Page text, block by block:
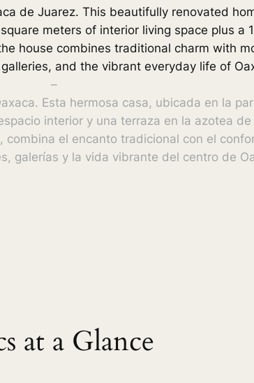
de Juarez. This beautifully renovated
meters of interior living space plus a
house combines traditional charm with
and the vibrant everyday life of
–
Esta hermosa casa, ubicada en la
interior y una terraza en la azotea de
combina el encanto tradicional con el
galerías y la vida vibrante del centro de
at a Glance